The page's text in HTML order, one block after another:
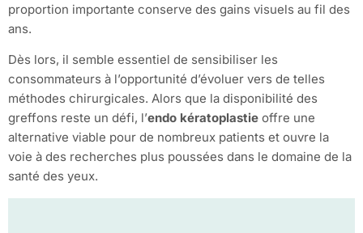
proportion importante conserve des gains visuels au fil des
ans.
Dès lors, il semble essentiel de sensibiliser les
consommateurs à l’opportunité d’évoluer vers de telles
méthodes chirurgicales. Alors que la disponibilité des
greffons reste un défi, l’endo kératoplastie offre une
alternative viable pour de nombreux patients et ouvre la
voie à des recherches plus poussées dans le domaine de la
santé des yeux.